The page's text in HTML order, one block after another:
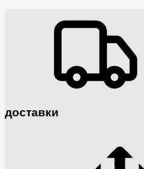
доставки